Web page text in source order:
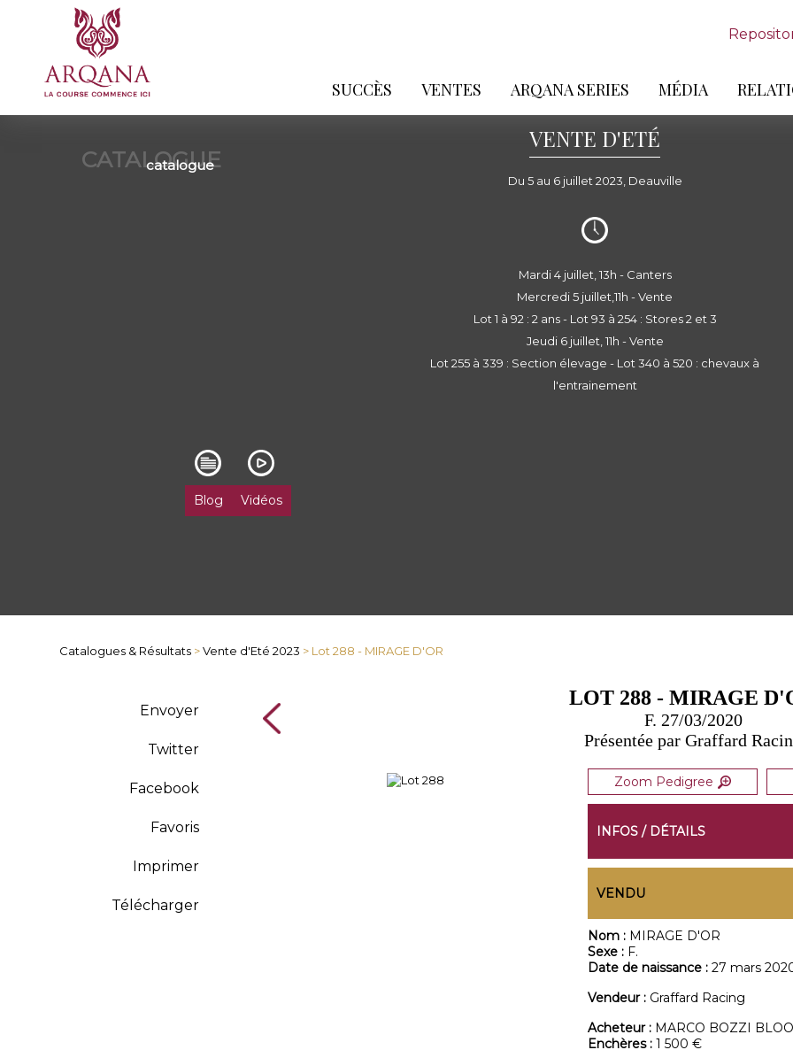
SUCCÈS VENTES ARQANA SERIES MÉDIA
CATALOGUE
catalogue
VENTE D'ETÉ
Du 5 au 6 juillet 2023, Deauville
Blog Vidéos
Mardi 4 juillet, 13h - Canters
Mercredi 5 juillet,11h - Vente
Lot 1 à 92 : 2 ans - Lot 93 à 254 : Stores 2 et 3
Jeudi 6 juillet, 11h - Vente
Lot 255 à 339 : Section élevage - Lot 340 à 520 : chevaux à
l'entrainement
Catalogues & Résultats >Vente d'Eté 2023 > Lot 288 - MIRAGE D'OR
Envoyer
Twitter
Facebook
Favoris
Imprimer
Télécharger
LOT 288 - MIRAGE
F. 27/03/2020
Présentée par Graffard
Zoom Pedigree
INFOS / DÉTAILS
VENDU
Nom : MIRAGE D'OR
Sexe : F.
Date de naissance : 27 mars
Vendeur : Graffard Racing
Acheteur : MARCO BOZZI
Enchères : 1 500 €